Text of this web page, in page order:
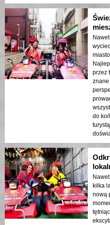
przez
znane
do
kilka
nową